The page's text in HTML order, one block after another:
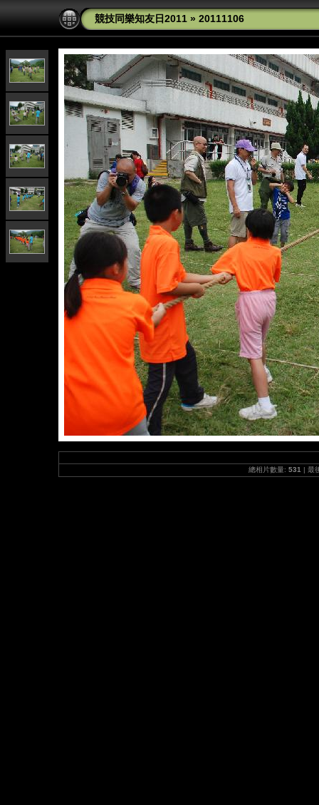
競技同樂知友日2011 » 20111106
總相片數量: 531 | 最